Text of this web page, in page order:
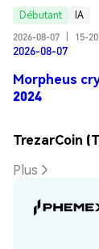
Débutant
IA
2026-08-07
15-
2026-08-07
Morpheus
2024
TrezarCoin
Plus